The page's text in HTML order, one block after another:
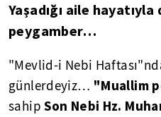
Yaşadığı aile
peygamber…
"Mevlid-i Nebi
günlerdeyiz… "Muallim
sahipSon Nebi Hz.